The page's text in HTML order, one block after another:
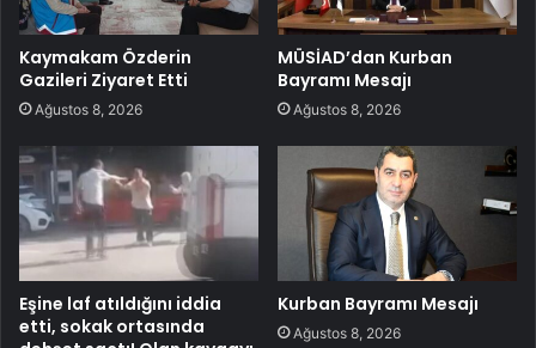
Kaymakam Özderin
Gazileri Ziyaret Etti
Ağustos 8, 2026
MÜSİAD’dan Kurban
Bayramı Mesajı
Ağustos 8, 2026
Eşine laf atıldığını iddia
etti, sokak ortasında
Kurban Bayramı Mesajı
Ağustos 8, 2026